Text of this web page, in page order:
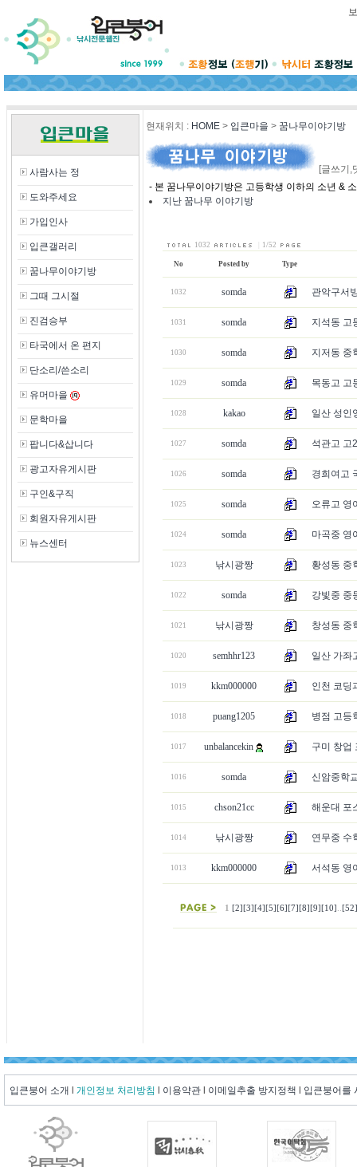
사람사는 정
도와주세요
가입인사
입큰갤러리
꿈나무이야기방
그때 그시절
진검승부
타국에서 온 편지
단소리/쓴소리
유머마을
문학마을
팝니다&삽니다
광고자유게시판
구인&구직
회원자유게시판
뉴스센터
현재위치 : HOME > 입큰마을 > 꿈나무이야기방
[글쓰기,
- 본 꿈나무이야기방은 고등학생 이하의 소년 &
지난 꿈나무 이야기방
1032 1/52
No Posted by Type
1032 somda 관악구서
1031 somda 지석동 고
1030 somda 지저동 중
1029 somda 목동고 고
1028 kakao 일산 성인
1027 somda 석관고 고
1026 somda 경희여고
1025 somda 오류고 영
1024 somda 마곡중 영
1023 낚시광짱 황성동 중
1022 somda 강빛중 중
1021 낚시광짱 창성동 중
1020 semhhr123 일산 가좌
1019 kkm000000 인천 코딩
1018 puang1205 병점 고등
1017 unbalancekin 구미 창업
1016 somda 신암중학
1015 chson21cc 해운대 포
1014 낚시광짱 연무중 수
1013 kkm000000 서석동 영
1 [2] [3] [4] [5] [6] [7] [8] [9] [10] [52]
입큰붕어 소개 개인정보 처리방침 이용약관 이메일추출 방지정책 입큰붕어를